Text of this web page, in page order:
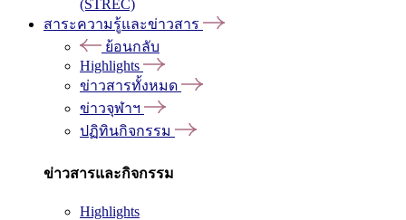
(STREC)
สาระความรู้และข่าวสาร
ย้อนกลับ
Highlights
ข่าวสารทั้งหมด
ข่าวจุฬาฯ
ปฏิทินกิจกรรม
ข่าวสารและกิจกรรม
Highlights